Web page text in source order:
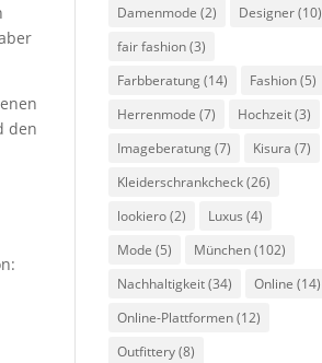
den
Damenmode (2) Designer(10)
fair fashion(3)
Farbberatung(14) Fashion(5)
Herrenmode (7) Hochzeit(3)
Imageberatung(7) Kisura (7)
Kleiderschrankcheck(26)
lookiero(2) Luxus (4)
Mode (5) München(102)
Nachhaltigkeit(34) Online (14)
Online-Plattformen(12)
Outfittery(8)